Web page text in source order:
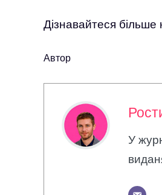
Дізнавайтеся більше
Автор
У